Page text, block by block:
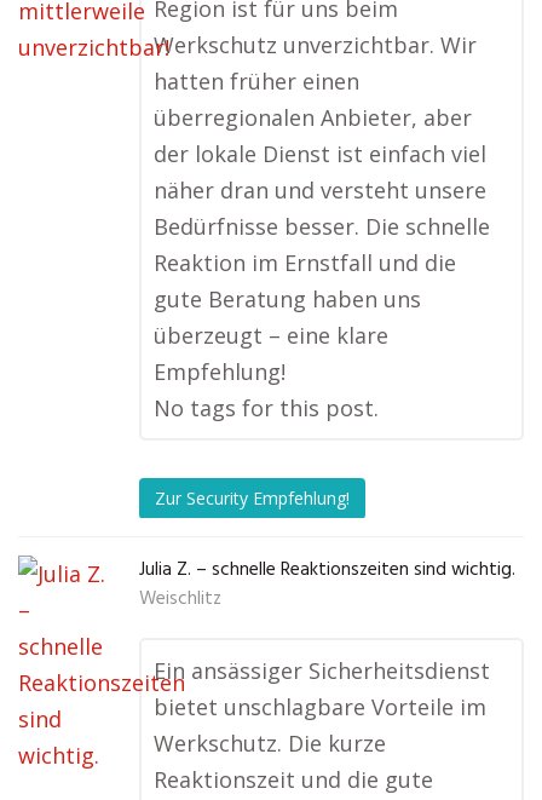
Region ist für uns beim
Werkschutz unverzichtbar. Wir
hatten früher einen
überregionalen Anbieter, aber
der lokale Dienst ist einfach viel
näher dran und versteht unsere
Bedürfnisse besser. Die schnelle
Reaktion im Ernstfall und die
gute Beratung haben uns
überzeugt – eine klare
Empfehlung!
No tags for this post.
Zur Security Empfehlung!
Julia Z. – schnelle Reaktionszeiten sind wichtig.
Weischlitz
Ein ansässiger Sicherheitsdienst
bietet unschlagbare Vorteile im
Werkschutz. Die kurze
Reaktionszeit und die gute